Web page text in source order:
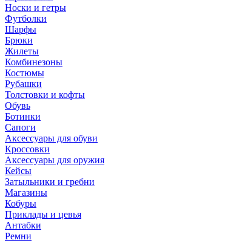
Носки и гетры
Футболки
Шарфы
Брюки
Жилеты
Комбинезоны
Костюмы
Рубашки
Толстовки и кофты
Обувь
Ботинки
Сапоги
Аксессуары для обуви
Кроссовки
Аксессуары для оружия
Кейсы
Затыльники и гребни
Магазины
Кобуры
Приклады и цевья
Антабки
Ремни